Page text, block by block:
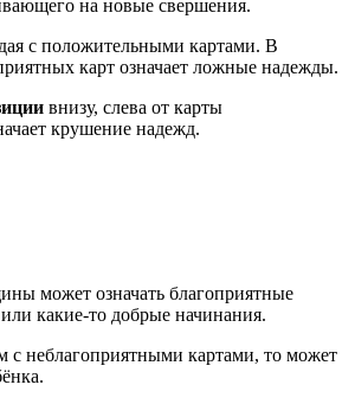
на новые свершения.
с положительными картами. В
карт означает ложные надежды.
внизу, слева от карты
крушение надежд.
может означать благоприятные
какие-то добрые начинания.
с неблагоприятными картами, то может